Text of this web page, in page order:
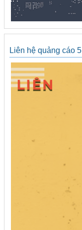
Liên hệ quảng cáo 5